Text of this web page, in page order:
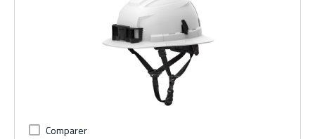
Comparer